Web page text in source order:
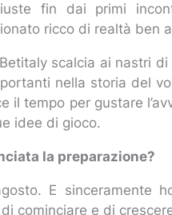
fin dai primi
ricco di realtà ben
scalcia ai nastri
nella storia del
il tempo per gustare
idee di gioco.
la preparazione?
E sinceramente
cominciare e di